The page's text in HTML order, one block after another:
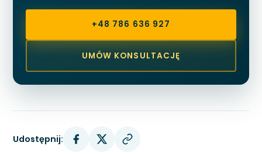
+48 786 636 927
UMÓW KONSULTACJĘ
Udostępnij: